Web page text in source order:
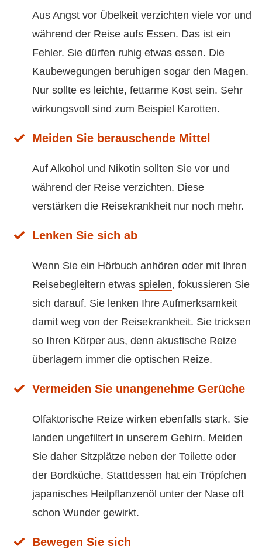
Aus Angst vor Übelkeit verzichten viele vor und
während der Reise aufs Essen. Das ist ein
Fehler. Sie dürfen ruhig etwas essen. Die
Kaubewegungen beruhigen sogar den Magen.
Nur sollte es leichte, fettarme Kost sein. Sehr
wirkungsvoll sind zum Beispiel Karotten.
Meiden Sie berauschende Mittel
Auf Alkohol und Nikotin sollten Sie vor und
während der Reise verzichten. Diese
verstärken die Reisekrankheit nur noch mehr.
Lenken Sie sich ab
Wenn Sie ein Hörbuch anhören oder mit Ihren
Reisebegleitern etwas spielen, fokussieren Sie
sich darauf. Sie lenken Ihre Aufmerksamkeit
damit weg von der Reisekrankheit. Sie tricksen
so Ihren Körper aus, denn akustische Reize
überlagern immer die optischen Reize.
Vermeiden Sie unangenehme Gerüche
Olfaktorische Reize wirken ebenfalls stark. Sie
landen ungefiltert in unserem Gehirn. Meiden
Sie daher Sitzplätze neben der Toilette oder
der Bordküche. Stattdessen hat ein Tröpfchen
japanisches Heilpflanzenöl unter der Nase oft
schon Wunder gewirkt.
Bewegen Sie sich